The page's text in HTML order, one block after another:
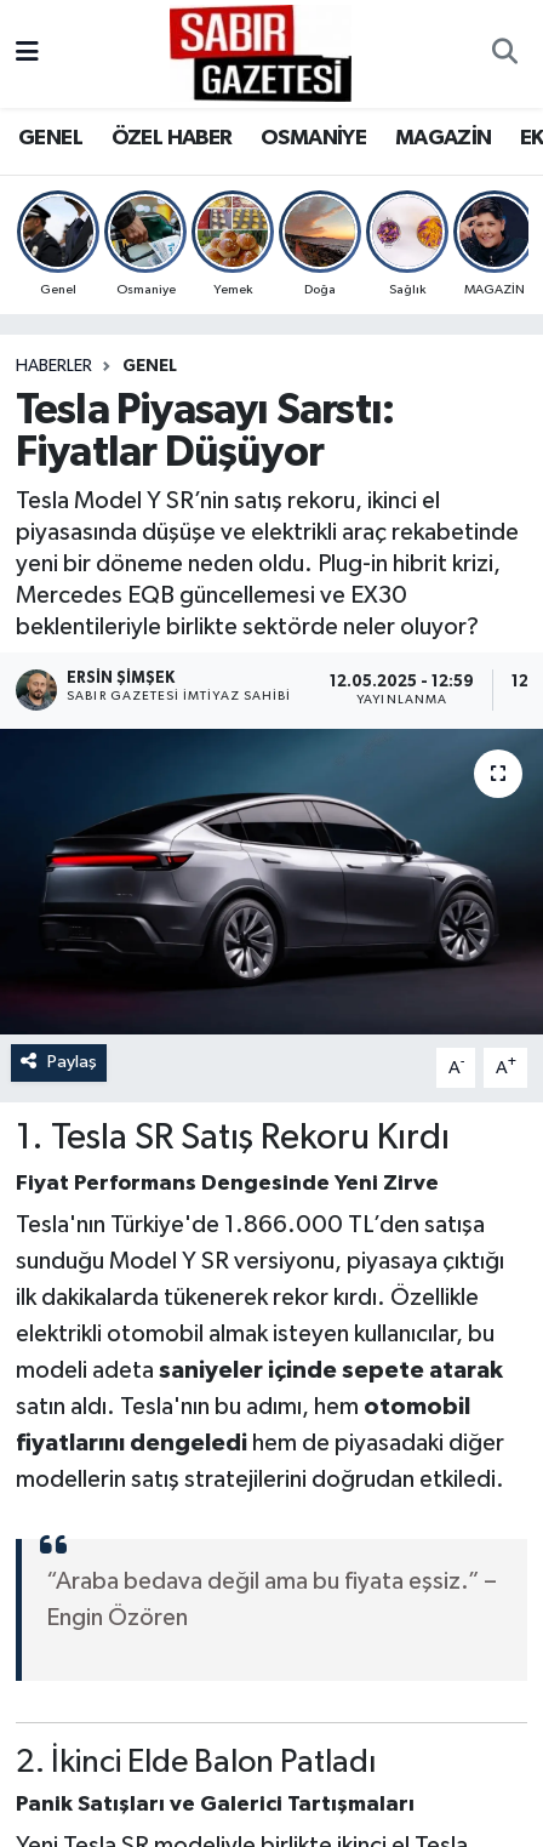
GENEL ÖZEL HABER OSMANİYE MAGAZİN
Genel Osmaniye Yemek Doğa Sağlık MAGAZİN
HABERLER GENEL
Tesla Piyasayı Sarstı:
Fiyatlar Düşüyor
Tesla Model Y SR’nin satış rekoru, ikinci el
piyasasında düşüşe ve elektrikli araç rekabetinde
yeni bir döneme neden oldu. Plug-in hibrit krizi,
Mercedes EQB güncellemesi ve EX30
beklentileriyle birlikte sektörde neler oluyor?
ERSIN ŞİMŞEK
SABIR GAZETESI İMTIYAZ SAHIBI
12.05.2025 - 12:59
YAYINLANMA
Paylaş A- A+
1. Tesla SR Satış Rekoru Kırdı
Fiyat Performans Dengesinde Yeni Zirve
Tesla'nın Türkiye'de 1.866.000 TL’den satışa
sunduğu Model Y SR versiyonu, piyasaya çıktığı
ilk dakikalarda tükenerek rekor kırdı. Özellikle
elektrikli otomobil almak isteyen kullanıcılar, bu
modeli adeta saniyeler içinde sepete atarak
satın aldı. Tesla'nın bu adımı, hem otomobil
fiyatlarını dengeledihem de piyasadaki diğer
modellerin satış stratejilerini doğrudan etkiledi.
“Araba bedava değil ama bu fiyata eşsiz.” –
Engin Özören
2. İkinci Elde Balon Patladı
Panik Satışları ve Galerici Tartışmaları
OSMANİYE
MAGAZİN
SPOR
RESMİ İLANLAR
Osmaniye Nöbetçi Eczaneler
Osmaniye Trafik Yoğunluk Haritası
Süper Lig Puan Durumu ve Fikstür
Son Dakika Haberleri
Haber Arşivi